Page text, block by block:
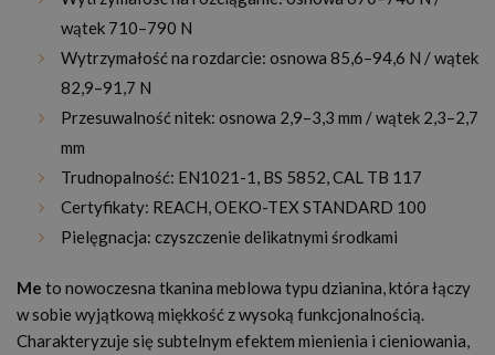
wątek 710–790 N
Wytrzymałość na rozdarcie: osnowa 85,6–94,6 N / wątek
82,9–91,7 N
Przesuwalność nitek: osnowa 2,9–3,3 mm / wątek 2,3–2,7
mm
Trudnopalność: EN1021-1, BS 5852, CAL TB 117
Certyfikaty: REACH, OEKO-TEX STANDARD 100
Pielęgnacja: czyszczenie delikatnymi środkami
Me to nowoczesna tkanina meblowa typu dzianina, która łączy
w sobie wyjątkową miękkość z wysoką funkcjonalnością.
Charakteryzuje się subtelnym efektem mienienia i cieniowania,